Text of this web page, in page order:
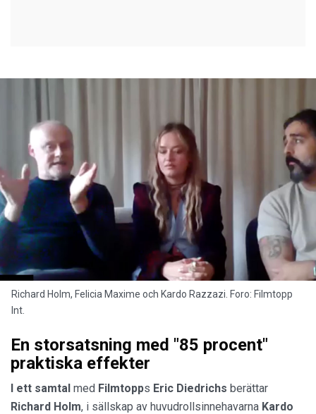
Richard Holm, Felicia Maxime och Kardo Razzazi. Foro: Filmtopp
Int.
En storsatsning med "85 procent"
praktiska effekter
I ett samtal med Filmtopps Eric Diedrichs berättar
Richard Holm, i sällskap av huvudrollsinnehavarna Kardo